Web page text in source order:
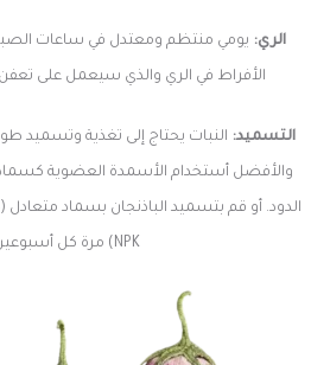
الري: يومي منتظم ومعتدل في ساعات
الأفراط في الري والذي سيعمل على تعفن
التسميد: النبات يحتاج إلى تغذية وتسميد
والأفضل أستخدام الأسمدة العضوية
NPK) مرة كل أسبوعين.